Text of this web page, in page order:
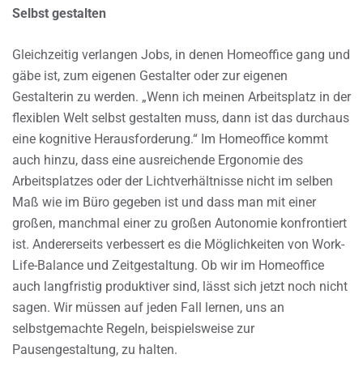
Selbst gestalten
Gleichzeitig verlangen Jobs, in denen Homeoffice gang und
gäbe ist, zum eigenen Gestalter oder zur eigenen
Gestalterin zu werden. „Wenn ich meinen Arbeitsplatz in der
flexiblen Welt selbst gestalten muss, dann ist das durchaus
eine kognitive Herausforderung.“ Im Homeoffice kommt
auch hinzu, dass eine ausreichende Ergonomie des
Arbeitsplatzes oder der Lichtverhältnisse nicht im selben
Maß wie im Büro gegeben ist und dass man mit einer
großen, manchmal einer zu großen Autonomie konfrontiert
ist. Andererseits verbessert es die Möglichkeiten von Work-
Life-Balance und Zeitgestaltung. Ob wir im Homeoffice
auch langfristig produktiver sind, lässt sich jetzt noch nicht
sagen. Wir müssen auf jeden Fall lernen, uns an
selbstgemachte Regeln, beispielsweise zur
Pausengestaltung, zu halten.